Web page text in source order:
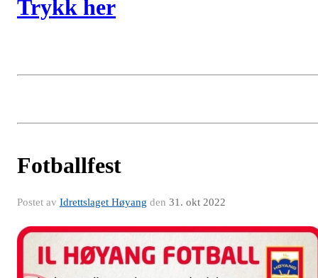
Trykk her
Fotballfest
Postet av Idrettslaget Høyang den 31. okt 2022